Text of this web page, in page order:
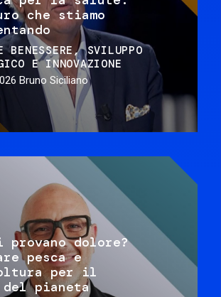
che stiamo
BENESSERE
SVILUPPO
E INNOVAZIONE
Bruno Siciliano
provano dolore?
pesca e
per il
pianeta